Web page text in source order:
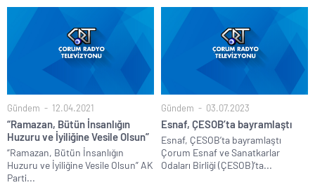
Gündem 12.04.2021
“Ramazan, Bütün İnsanlığın
Huzuru ve İyiliğine Vesile Olsun”
“Ramazan, Bütün İnsanlığın
Huzuru ve İyiliğine Vesile Olsun” AK
Parti...
Gündem 03.07.2023
Esnaf, ÇESOB’ta bayramlaştı
Esnaf, ÇESOB’ta bayramlaştı
Çorum Esnaf ve Sanatkarlar
Odaları Birliği (ÇESOB)’ta...